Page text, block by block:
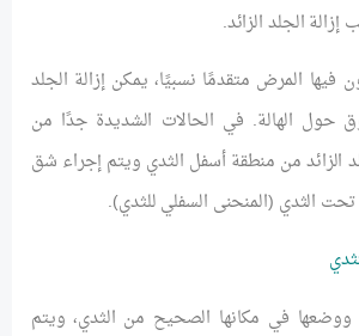
الجلد الزائد.
المرض متقدمًا نسبيًا، يمكن إزالة الجلد
حول الهالة. في الحالات الشديدة جدًا من
الزائد من منطقة أسفل الثدي ويتم إجراء شق
الثدي (المنحنى السفلي للثدي).
ووضعها في مكانها الصحيح من الثدي، ويتم